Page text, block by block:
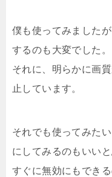
僕も使ってみました
するのも大変でした。
それに、明らかに画
止しています。
それでも使ってみた
にしてみるのもいいと
すぐに無効にもでき